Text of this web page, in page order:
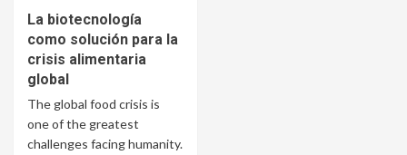
La biotecnología
como solución para la
crisis alimentaria
global
The global food crisis is
one of the greatest
challenges facing humanity.